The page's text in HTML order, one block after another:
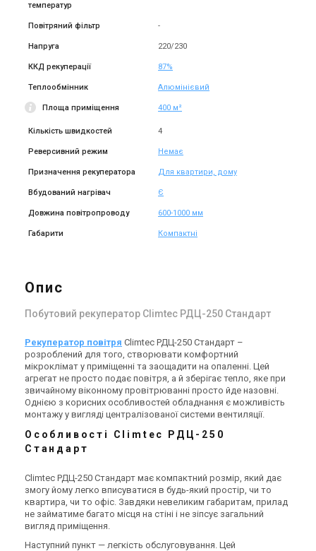
температур
Повітряний фільтр -
Напруга 220/230
ККД рекуперації 87%
Теплообмінник Алюмінієвий
Площа приміщення 400 м²
Кількість швидкостей 4
Реверсивний режим Немає
Призначення рекуператора Для квартири, дому
Вбудований нагрівач Є
Довжина повітропроводу 600-1000 мм
Габарити Компактні
Опис
Побутовий рекуператор Climtec РДЦ-250 Стандарт
Рекуператор повітря Climtec РДЦ-250 Стандарт –
розроблений для того, створювати комфортний
мікроклімат у приміщенні та заощадити на опаленні. Цей
агрегат не просто подає повітря, а й зберігає тепло, яке при
звичайному віконному провітрюванні просто йде назовні.
Однією з корисних особливостей обладнання є можливість
монтажу у вигляді централізованої системи вентиляції.
Особливості Climtec РДЦ-250
Стандарт
Climtec РДЦ-250 Стандарт має компактний розмір, який дає
змогу йому легко вписуватися в будь-який простір, чи то
квартира, чи то офіс. Завдяки невеликим габаритам, прилад
не займатиме багато місця на стіні і не зіпсує загальний
вигляд приміщення.
Наступний пункт — легкість обслуговування. Цей